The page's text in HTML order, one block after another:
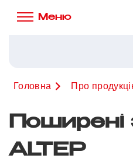
Меню
Головна Про
Поширені
ALTEP